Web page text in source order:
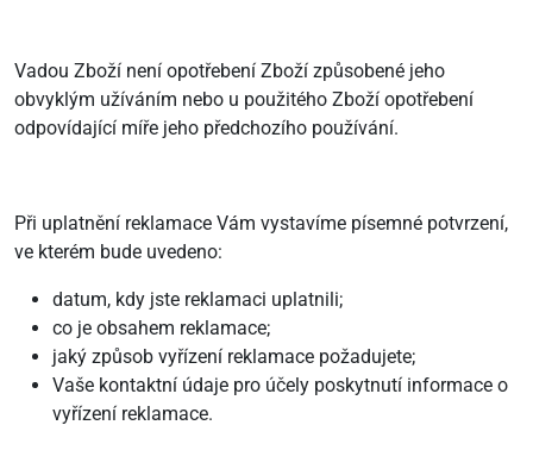
Vadou Zboží není opotřebení Zboží způsobené jeho
obvyklým užíváním nebo u použitého Zboží opotřebení
odpovídající míře jeho předchozího používání.
Při uplatnění reklamace Vám vystavíme písemné potvrzení,
ve kterém bude uvedeno:
datum, kdy jste reklamaci uplatnili;
co je obsahem reklamace;
jaký způsob vyřízení reklamace požadujete;
Vaše kontaktní údaje pro účely poskytnutí informace o
vyřízení reklamace.